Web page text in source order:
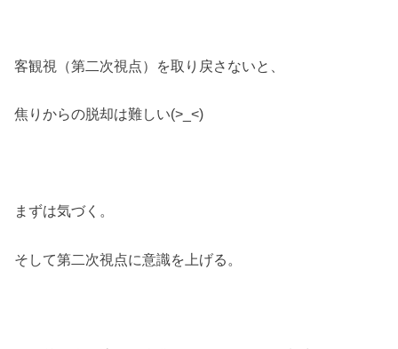
客観視（第二次視点）を取り戻さないと、
焦りからの脱却は難しい(>_<)
まずは気づく。
そして第二次視点に意識を上げる。